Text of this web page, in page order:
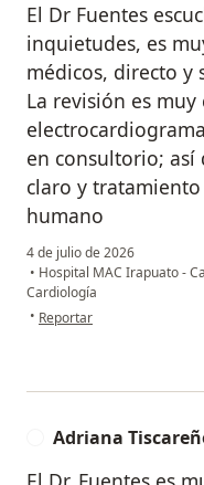
El Dr Fuentes
inquietudes, es
médicos, directo y
La revisión es
en consultorio; así
claro y
humano
4 de julio de 2026
• Hospital MAC Irapuato -
Cardiología
• en opinión del usuario YP
Reportar
Adriana